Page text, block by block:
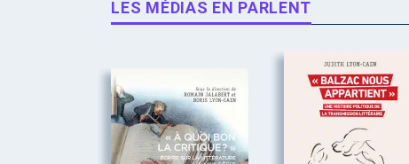
LES MÉDIAS EN PARLENT